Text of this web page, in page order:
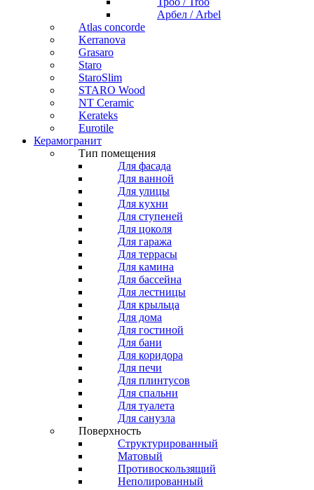
Арбел / Arbel
Atlas concorde
Kerranova
Grasaro
Staro
StaroSlim
STARO Wood
NT Ceramic
Kerateks
Eurotile
Керамогранит
Тип помещения
Для фасада
Для ванной
Для улицы
Для кухни
Для ступеней
Для цоколя
Для гаража
Для террасы
Для камина
Для бассейна
Для лестницы
Для крыльца
Для дома
Для гостиной
Для бани
Для коридора
Для печи
Для плинтусов
Для спальни
Для туалета
Для санузла
Поверхность
Структурированный
Матовый
Противоскользящий
Неполированный